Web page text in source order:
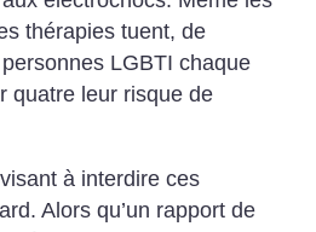
thérapies tuent, de
LGBTI chaque
quatre leur risque de
à interdire ces
Alors qu’un rapport de